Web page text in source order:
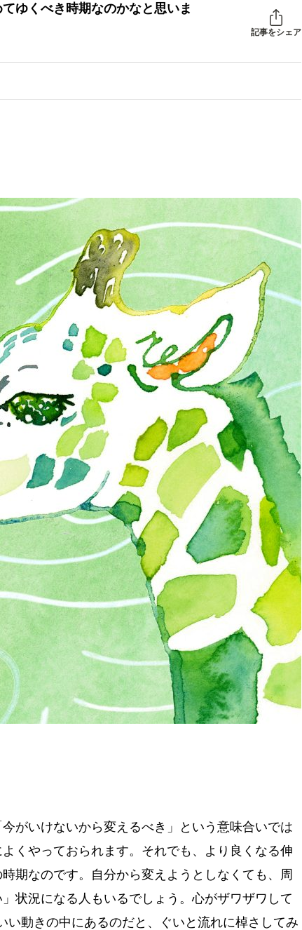
ゆくべき時期なのかなと思いま
記事をシェア
がいけないから変えるべき」という意味合いでは
くやっておられます。それでも、より良くなる伸
期なのです。自分から変えようとしなくても、周
状況になる人もいるでしょう。心がザワザワして
い動きの中にあるのだと、ぐいと流れに棹さしてみ